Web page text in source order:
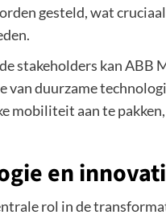
gesteld, wat
stakeholders kan ABB
duurzame
mobiliteit aan te
en
rol in de